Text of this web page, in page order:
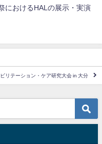
におけるHALの展示・実演
リテーション・ケア研究大会 in 大分